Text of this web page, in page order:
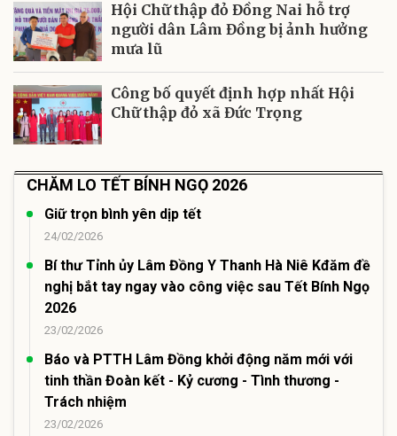
Hội Chữ thập đỏ Đồng Nai hỗ trợ
người dân Lâm Đồng bị ảnh hưởng
mưa lũ
Công bố quyết định hợp nhất Hội
Chữ thập đỏ xã Đức Trọng
CHĂM LO TẾT BÍNH NGỌ 2026
Giữ trọn bình yên dịp tết
24/02/2026
Bí thư Tỉnh ủy Lâm Đồng Y Thanh Hà Niê Kđăm đề
nghị bắt tay ngay vào công việc sau Tết Bính Ngọ
2026
23/02/2026
Báo và PTTH Lâm Đồng khởi động năm mới với
tinh thần Đoàn kết - Kỷ cương - Tình thương -
Trách nhiệm
23/02/2026